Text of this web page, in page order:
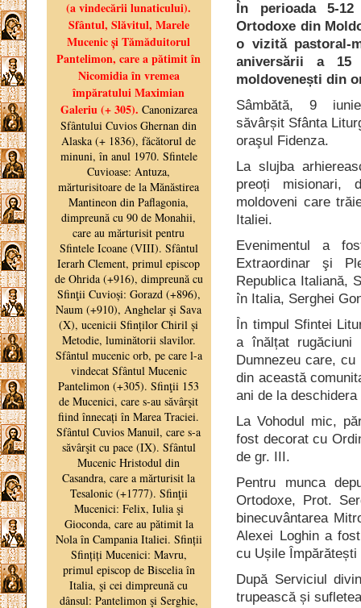
În perioada 5-
Ortodoxe din
o vizită pastoral-
aniversării a 15
moldovenești din
Sâmbătă, 9
săvârșit Sfânta
oraşul Fidenza.
La slujba
preoți misionari,
moldoveni care
Italiei.
Evenimentul a
Extraordinar şi
Republica Italiană,
în Italia, Serghei
În timpul Sfintei
a înălțat
Dumnezeu care,
din această
ani de la
La Vohodul mic,
fost decorat cu
de gr. III.
Pentru munca
Ortodoxe, Prot.
binecuvântarea
Alexei Loghin a
cu Ușile
După Serviciul
trupească și